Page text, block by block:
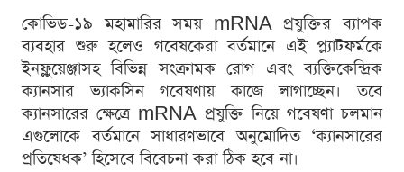
কোভিড-১৯ মহামারির সময় mRNA প্রযুক্তির ব্যাপক
ব্যবহার শুরু হলেও গবেষকেরা বর্তমানে এই প্ল্যাটফর্মকে
ইনফ্লুয়েঞ্জাসহ বিভিন্ন সংক্রামক রোগ এবং ব্যক্তিকেন্দ্রিক
ক্যানসার ভ্যাকসিন গবেষণায় কাজে লাগাচ্ছেন। তবে
ক্যানসারের ক্ষেত্রে mRNA প্রযুক্তি নিয়ে গবেষণা চলমান
এগুলোকে বর্তমানে সাধারণভাবে অনুমোদিত ‘ক্যানসারের
প্রতিষেধক’ হিসেবে বিবেচনা করা ঠিক হবে না।